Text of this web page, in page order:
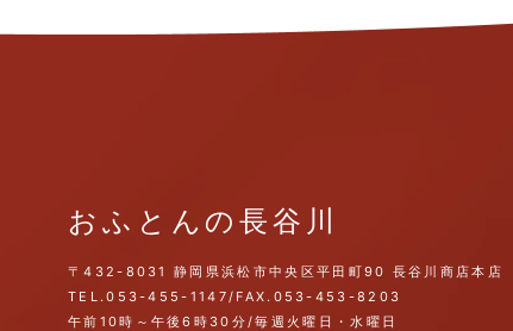
おふとんの長谷川
〒432-8031
静岡県浜松市中央区平田町90 長谷川商店本店
TEL.053-455-1147/ FAX.053-453-8203
午前10時～午後6時30分/毎週火曜日・水曜日